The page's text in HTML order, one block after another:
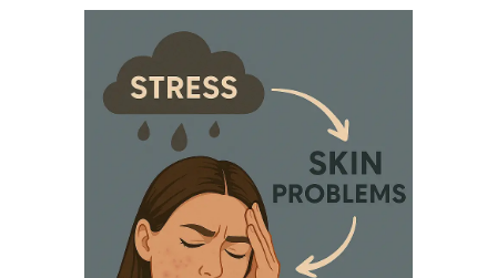
منجر به ایجاد یا تشدید لک‌های تیره شود. علاوه بر این،
التهاب ناشی از استرس، به خصوص پس از جوش‌ها،
پف و سیاهی دور چشم:کمبود خواب ناشی از استرس،
احتباس مایعات و کاهش جریان خون در ناحیه حساس زیر
چشم، همگی در ایجاد پف و حلقه‌های تیره نقش دارند.
مفهومی: چرخه معیوب استرس-پوست-استرس
عامل استرس‌زای خارجی (مانند فشار کاری) وجود دارد.